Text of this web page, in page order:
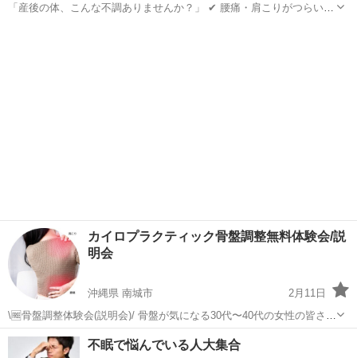
「産後の体、こんな不調ありませんか？」 ✔︎ 腰痛・肩こりがつらい ✔︎
カイロプラクティック骨盤調整無料体験会/説
明会
沖縄県 南城市
2月11日
\🆓骨盤調整体験会(説明会)/ 骨盤が気になる30代〜40代の女性の皆さ
ん！ 産前産後の骨盤の開き 更年期を迎える前に ホルモンバランスを
整えたい 不眠・肌荒れ… 気になる不調って骨盤の歪みが原因かも...
沖縄 南城市 カイロ
不眠で悩んでいる人大集合